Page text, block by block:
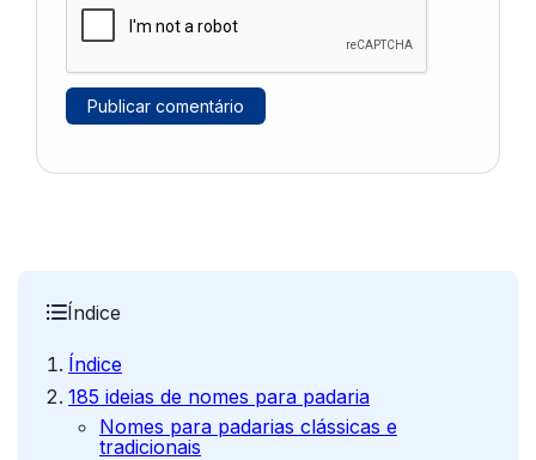
Índice
Índice
185 ideias de nomes para padaria
Nomes para padarias clássicas e
tradicionais